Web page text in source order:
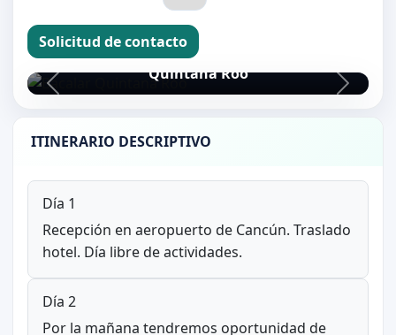
Solicitud de contacto
Bacalar
Quintana Roo
ITINERARIO DESCRIPTIVO
Día 1
Recepción en aeropuerto de Cancún. Traslado
hotel. Día libre de actividades.
Día 2
Por la mañana tendremos oportunidad de